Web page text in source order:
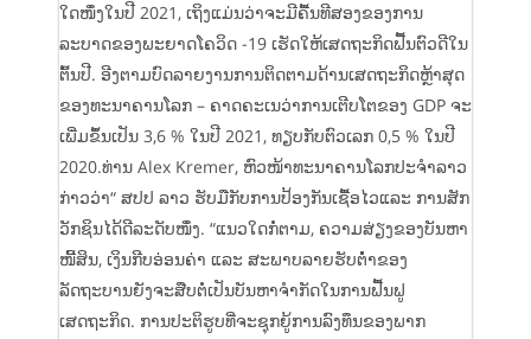
ໃດໜ່ຶງໃນປີ 2021, ເຖິງແມ່ນວ່າຈະມີຄື້ນທີສອງຂອງການ
ລະບາດຂອງພະຍາດໂຄວິດ -19 ເຮັດໃຫ້ເສດຖະກິດຟື້ນຕົວດີໃນ
ຕົ້ນປີ. ອີງຕາມບົດລາຍງານການຕິດຕາມດ້ານເສດຖະກິດຫຼ້າສຸດ
ຂອງທະນາຄານໂລກ – ຄາດຄະເນວ່າການເຕີບໂຕຂອງ GDP ຈະ
ເພີ່ມຂຶ້ນເປັນ 3,6 % ໃນປີ 2021, ທຽບກັບຕົວເລກ 0,5 % ໃນປີ
2020.ທ່ານ Alex Kremer, ຫົວໜ້າທະນາຄານໂລກປະຈຳລາວ
ກ່າວວ່າ“ ສປປ ລາວ ຮັບມືກັບການປ້ອງກັນເຊື້ອໄວແລະ ການສັກ
ວັກຊິນໄດ້ດີລະດັບໜຶ່ງ. “ແນວໃດກໍ່ຕາມ, ຄວາມສ່ຽງຂອງບັນຫາ
ໜີ້ສິນ, ເງິນກີບອ່ອນຄ່າ ແລະ ສະພາບລາຍຮັບຕໍ່ຳຂອງ
ລັດຖະບານຍັງຈະສືບຕໍ່ເປັນບັນຫາຈຳກັດໃນການຟື້ນຟູ
ເສດຖະກິດ. ການປະຕິຮູບທີ່ຈະຊຸກຍູ້ການລົງທຶນຂອງພາກ